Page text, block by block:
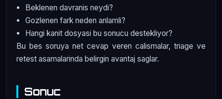
Beklenen davranis neydi?
Gozlenen fark neden anlamli?
Hangi kanit dosyasi bu sonucu destekliyor?
Bu bes soruya net cevap veren calismalar, triage ve
retest asamalarinda belirgin avantaj saglar.
Sonuc